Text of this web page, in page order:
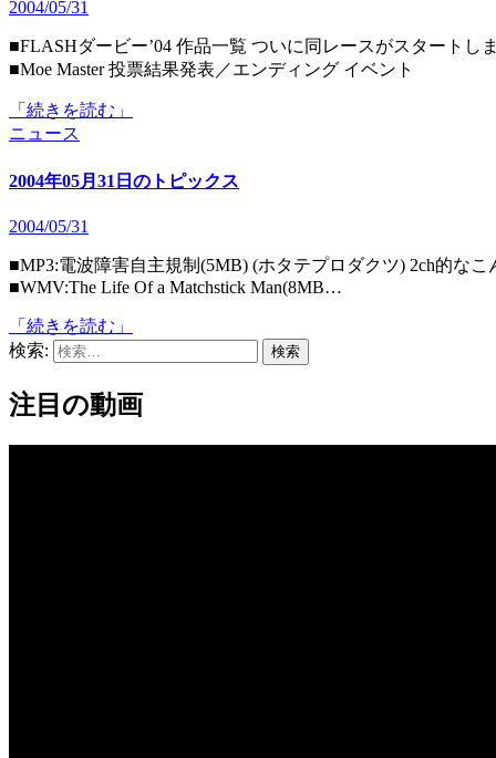
2004/05/31
■FLASHダービー’04 作品一覧 ついに同レースがスタートしました。栄冠を勝ち取るのはどの制作者でしょうか…(･∀･)
■Moe Master 投票結果発表／エンディング イベント
「続きを読む」
ニュース
2004年05月31日のトピックス
2004/05/31
■MP3:電波障害自主規制(5MB) (ホタテプロダクツ) 2ch的なこんてんつさん新曲。VCCIのパロディ風サウンドです。
■WMV:The Life Of a Matchstick Man(8MB…
「続きを読む」
検索:
注目の動画